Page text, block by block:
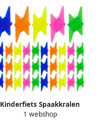
Kinderfiets Spaakkralen
Wieldecoraties Fiets
1 webshop